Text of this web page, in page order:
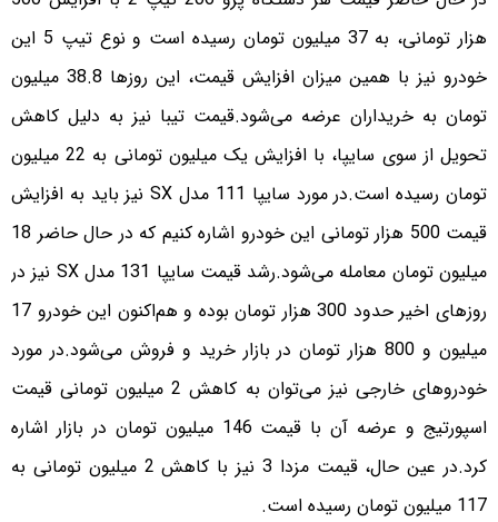
هزار تومانی، به 37 میلیون تومان رسیده است و نوع تیپ 5 این
خودرو نیز با همین میزان افزایش قیمت، این روزها 38.8 میلیون
تومان به خریداران عرضه می‌شود.قیمت تیبا نیز به دلیل کاهش
تحویل از سوی سایپا، با افزایش یک میلیون تومانی به 22 میلیون
تومان رسیده است.در مورد سایپا 111 مدل SX نیز باید به افزایش
قیمت 500 هزار تومانی این خودرو اشاره کنیم که در حال حاضر 18
میلیون تومان معامله می‌شود.رشد قیمت سایپا 131 مدل SX نیز در
روزهای اخیر حدود 300 هزار تومان بوده و هم‌اکنون این خودرو 17
میلیون و 800 هزار تومان در بازار خرید و فروش می‌شود.در مورد
خودروهای خارجی نیز می‌توان به کاهش 2 میلیون تومانی قیمت
اسپورتیج و عرضه آن با قیمت 146 میلیون تومان در بازار اشاره
کرد.در عین حال، قیمت مزدا 3 نیز با کاهش 2 میلیون تومانی به
117 میلیون تومان رسیده است.